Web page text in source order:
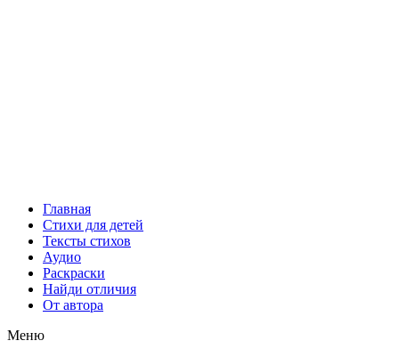
Главная
Стихи для детей
Тексты стихов
Аудио
Раскраски
Найди отличия
От автора
Меню